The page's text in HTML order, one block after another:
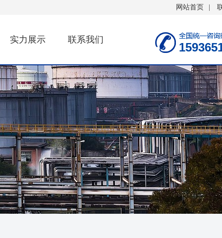
网站首页
实力展示 联系我们